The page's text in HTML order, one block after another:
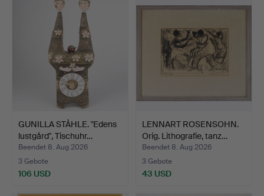
GUNILLA STÅHLE. "Edens
lustgård", Tischuhr…
Beendet 8. Aug 2026
3 Gebote
106 USD
LENNART ROSENSOHN.
Orig. Lithografie, tanz…
Beendet 8. Aug 2026
3 Gebote
43 USD